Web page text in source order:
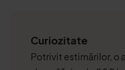
Curiozitate
Potrivit estimărilor, o